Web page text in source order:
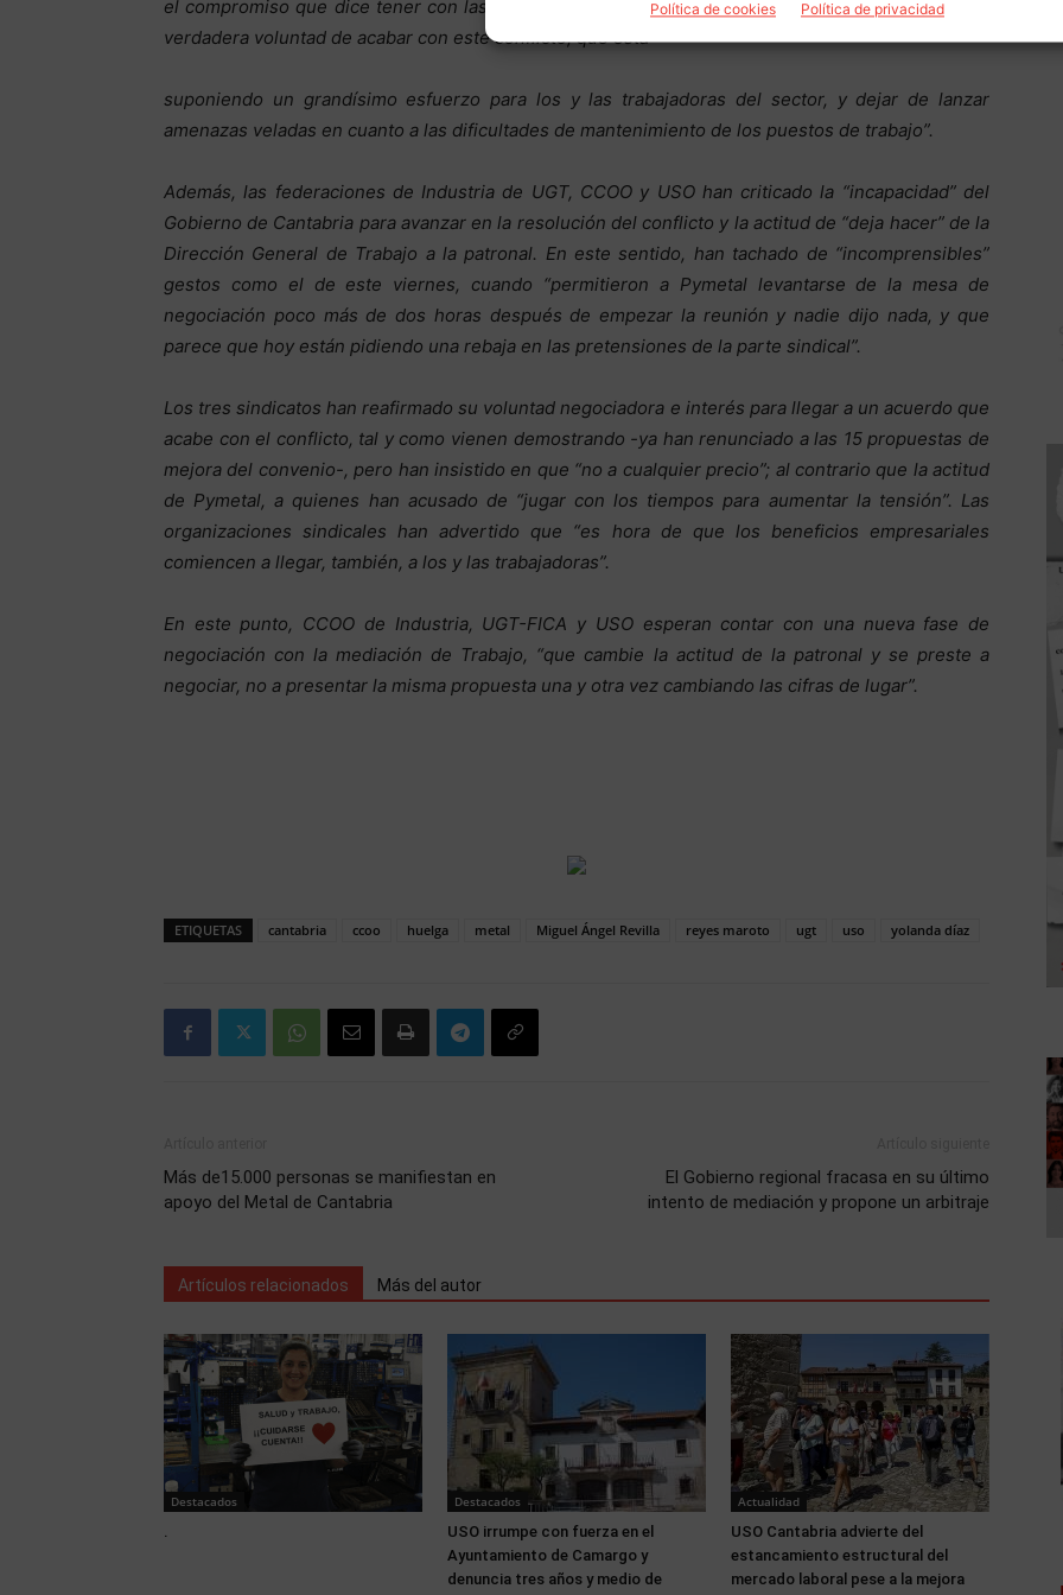
Política de cookies Política de privacidad
el compromiso que dice tener con las personas trabajadoras del sector, esto pasa por tener una
verdadera voluntad de acabar con este conflicto, que está
suponiendo un grandísimo esfuerzo para los y las trabajadoras del sector, y dejar de lanzar
amenazas veladas en cuanto a las dificultades de mantenimiento de los puestos de trabajo”.
Además, las federaciones de Industria de UGT, CCOO y USO han criticado la “incapacidad” del
Gobierno de Cantabria para avanzar en la resolución del conflicto y la actitud de “deja hacer” de la
Dirección General de Trabajo a la patronal. En este sentido, han tachado de “incomprensibles”
gestos como el de este viernes, cuando “permitieron a Pymetal levantarse de la mesa de
negociación poco más de dos horas después de empezar la reunión y nadie dijo nada, y que
parece que hoy están pidiendo una rebaja en las pretensiones de la parte sindical”.
Los tres sindicatos han reafirmado su voluntad negociadora e interés para llegar a un acuerdo que
acabe con el conflicto, tal y como vienen demostrando -ya han renunciado a las 15 propuestas de
mejora del convenio-, pero han insistido en que “no a cualquier precio”; al contrario que la actitud
de Pymetal, a quienes han acusado de “jugar con los tiempos para aumentar la tensión”. Las
organizaciones sindicales han advertido que “es hora de que los beneficios empresariales
comiencen a llegar, también, a los y las trabajadoras”.
En este punto, CCOO de Industria, UGT-FICA y USO esperan contar con una nueva fase de
negociación con la mediación de Trabajo, “que cambie la actitud de la patronal y se preste a
negociar, no a presentar la misma propuesta una y otra vez cambiando las cifras de lugar”.
ETIQUETAS cantabria ccoo huelga metal Miguel Ángel Revilla reyes maroto ugt uso yolanda díaz
Más de15.000 personas se manifiestan en
apoyo del Metal de Cantabria
El Gobierno regional fracasa en su último
intento de mediación y propone un arbitraje
Artículos relacionados Más del autor
Destacados
.
Destacados
USO irrumpe con fuerza en el
Ayuntamiento de Camargo y
denuncia tres años y medio de
Actualidad
USO Cantabria advierte del
estancamiento estructural del
mercado laboral pese a la mejora